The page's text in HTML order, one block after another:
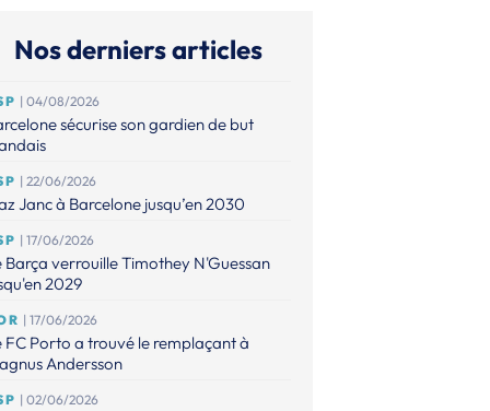
Nos derniers articles
| 04/08/2026
sécurise son gardien de but
| 22/06/2026
Janc à Barcelone jusqu’en 2030
| 17/06/2026
Barça verrouille Timothey N'Guessan
2029
| 17/06/2026
FC Porto a trouvé le remplaçant à
Andersson
| 02/06/2026